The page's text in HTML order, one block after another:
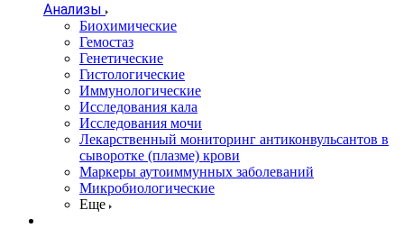
Анализы
Биохимические
Гемостаз
Генетические
Гистологические
Иммунологические
Исследования кала
Исследования мочи
Лекарственный мониторинг антиконвульсантов в
сыворотке (плазме) крови
Маркеры аутоиммунных заболеваний
Микробиологические
Еще